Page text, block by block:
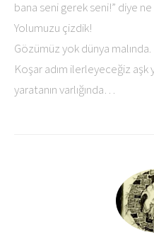
bana seni gerek seni!” diye
Yolumuzu çizdik!
Gözümüz yok dünya malında.
Koşar adım ilerleyeceğiz
yaratanın varlığında…